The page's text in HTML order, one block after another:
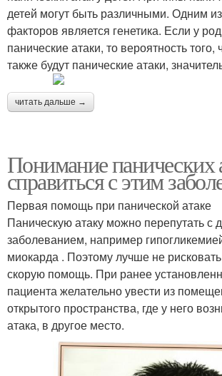
детей могут быть различными. Одним
факторов является генетика. Если у
панические атаки, то вероятность того,
также будут панические атаки,
читать дальше →
Понимание панических
справиться с этим
Первая помощь при панической атаке
Паническую атаку можно перепутать с
заболеванием, например
миокарда . Поэтому лучше не
скорую помощь. При ранее
пациента желательно увести из
открытого пространства, где у него
атака, в другое место.